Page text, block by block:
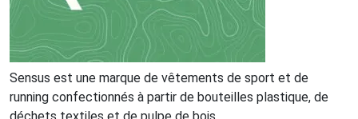
Sensus est une marque de vêtements de sport et de
running confectionnés à partir de bouteilles plastique, de
déchets textiles et de pulpe de bois.